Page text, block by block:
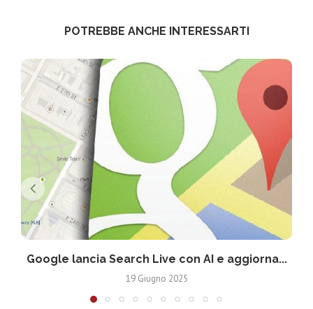
POTREBBE ANCHE INTERESSARTI
Google lancia Search Live con AI e aggiorna...
19 Giugno 2025